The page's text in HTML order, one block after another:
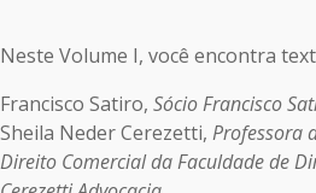
Neste Volume I, você encontra
Francisco Satiro, Sócio Francisco
Sheila Neder Cerezetti, Professora
Direito Comercial da Faculdade de